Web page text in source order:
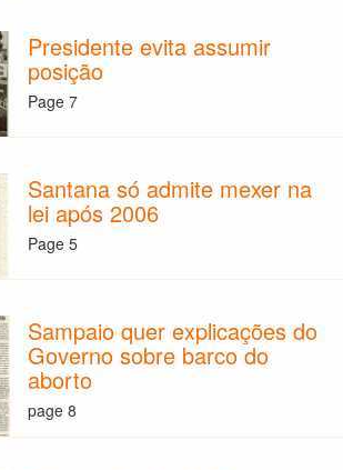
Presidente evita assumir
posição
Page 7
Santana só admite mexer na
lei após 2006
Page 5
Sampaio quer explicações do
Governo sobre barco do
aborto
page 8